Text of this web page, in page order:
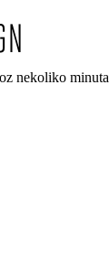
nekoliko minuta